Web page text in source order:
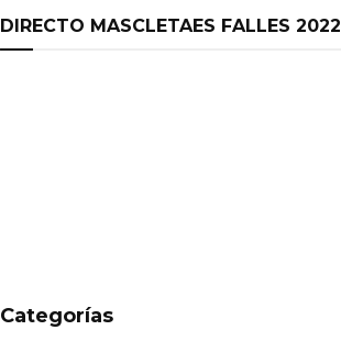
DIRECTO MASCLETAES FALLES 2022
Categorías